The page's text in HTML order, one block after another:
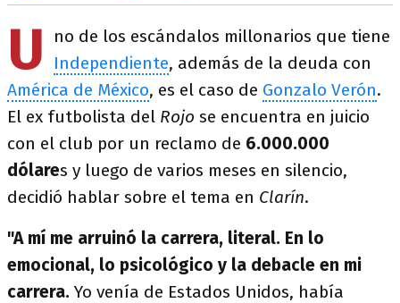
U
no de los escándalos millonarios que tiene
Independiente, además de la deuda con
América de México, es el caso de Gonzalo Verón.
El ex futbolista del Rojo se encuentra en juicio
con el club por un reclamo de 6.000.000
dólares y luego de varios meses en silencio,
decidió hablar sobre el tema en Clarín.
"A mí me arruinó la carrera, literal. En lo
emocional, lo psicológico y la debacle en mi
carrera. Yo venía de Estados Unidos, había